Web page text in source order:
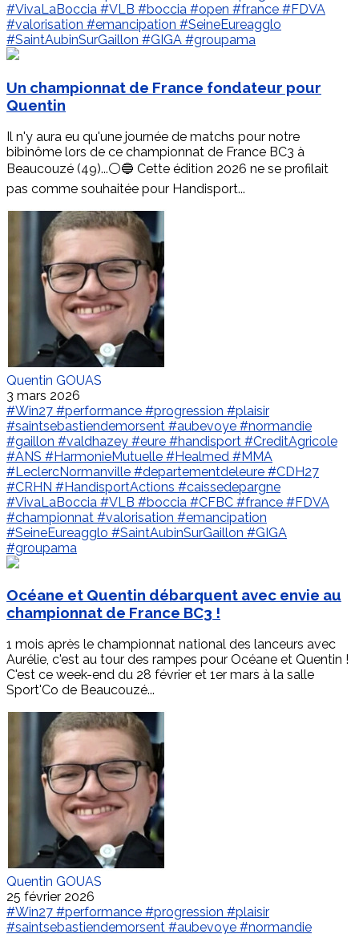
#VivaLaBoccia #VLB #boccia #open #france #FDVA
#valorisation #emancipation #SeineEureagglo
#SaintAubinSurGaillon #GIGA #groupama
Un championnat de France fondateur pour
Quentin
Il n'y aura eu qu'une journée de matchs pour notre
bibinôme lors de ce championnat de France BC3 à
Beaucouzé (49)...⚪️🔵 Cette édition 2026 ne se profilait
pas comme souhaitée pour Handisport...
Quentin GOUAS
3 mars 2026
#Win27 #performance #progression #plaisir
#saintsebastiendemorsent #aubevoye #normandie
#gaillon #valdhazey #eure #handisport #CreditAgricole
#ANS #HarmonieMutuelle #Healmed #MMA
#LeclercNormanville #departementdeleure #CDH27
#CRHN #HandisportActions #caissedepargne
#VivaLaBoccia #VLB #boccia #CFBC #france #FDVA
#championnat #valorisation #emancipation
#SeineEureagglo #SaintAubinSurGaillon #GIGA
#groupama
Océane et Quentin débarquent avec envie au
championnat de France BC3 !
1 mois après le championnat national des lanceurs avec
Aurélie, c'est au tour des rampes pour Océane et Quentin !
C'est ce week-end du 28 février et 1er mars à la salle
Sport'Co de Beaucouzé...
Quentin GOUAS
25 février 2026
#Win27 #performance #progression #plaisir
#saintsebastiendemorsent #aubevoye #normandie